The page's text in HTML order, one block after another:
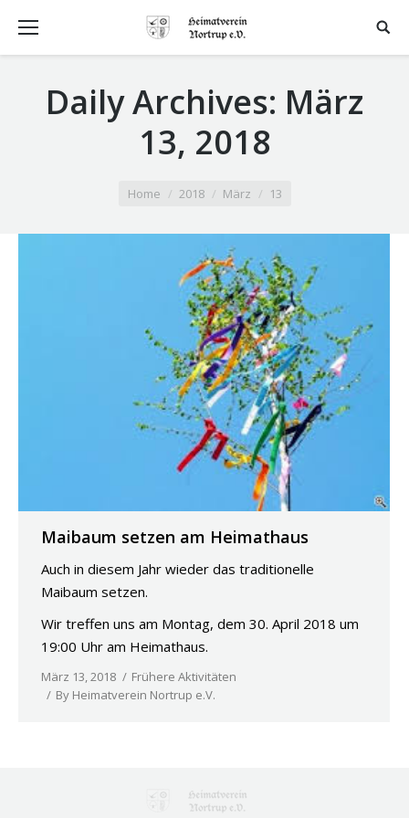
Daily Archives: März
13, 2018
Home 2018 März 13
Maibaum setzen am Heimathaus
Auch in diesem Jahr wieder das traditionelle
Maibaum setzen.
Wir treffen uns am Montag, dem 30. April 2018 um
19:00 Uhr am Heimathaus.
März 13, 2018
Frühere Aktivitäten
By Heimatverein Nortrup e.V.